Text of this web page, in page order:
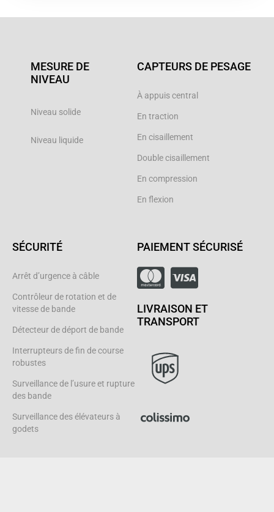
MESURE DE
NIVEAU
Niveau solide
Niveau liquide
CAPTEURS DE PESAGE
À appuis central
En traction
En cisaillement
Double cisaillement
En compression
En flexion
SÉCURITÉ
Arrêt d’urgence à câble
Contrôleur de rotation et de
vitesse de bande
Détecteur de déport de bande
Interrupteurs de fin de course
robustes
Surveillance de l’usure et rupture
des bande
Surveillance des élévateurs à
godets
PAIEMENT SÉCURISÉ
LIVRAISON ET
TRANSPORT